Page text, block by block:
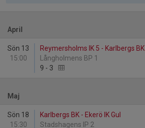
April
Sön 13
15:00
Reymersholms IK 5 - Karlbergs BK
Långholmens BP 1
9 - 3
Maj
Sön 18
15:30
Karlbergs BK - Ekerö IK Gul
Stadshagens IP 2